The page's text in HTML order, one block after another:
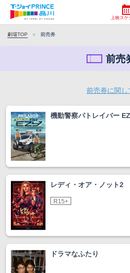
上映ス
劇場TOP 前売券
前売
前売券に関し
機動警察パトレイバー
レディ・オア・ノット2
R15+
ドラマなふたり